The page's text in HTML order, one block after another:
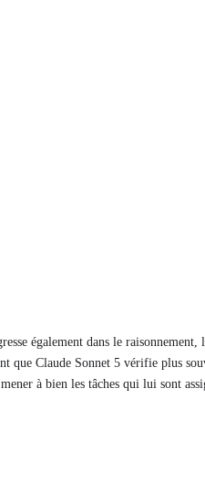
également dans le
que Claude Sonnet 5 vérifie plus
à bien les tâches qui lui sont